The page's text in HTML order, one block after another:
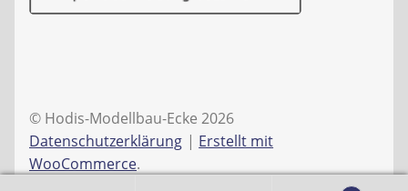
© Hodis-Modellbau-Ecke 2026
Datenschutzerklärung
Erstellt mit
WooCommerce.